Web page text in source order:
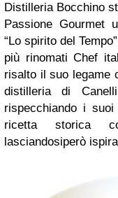
Distilleria Bocchino
Passione Gourmet
“Lo spirito del
più rinomati Chef
risalto il suo legame
distilleria di
rispecchiando i
ricetta storica
lasciandosiperò